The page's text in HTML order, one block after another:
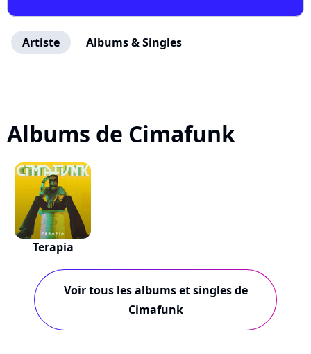
Artiste Albums & Singles
Albums de Cimafunk
Terapia
Voir tous les albums et singles de
Cimafunk